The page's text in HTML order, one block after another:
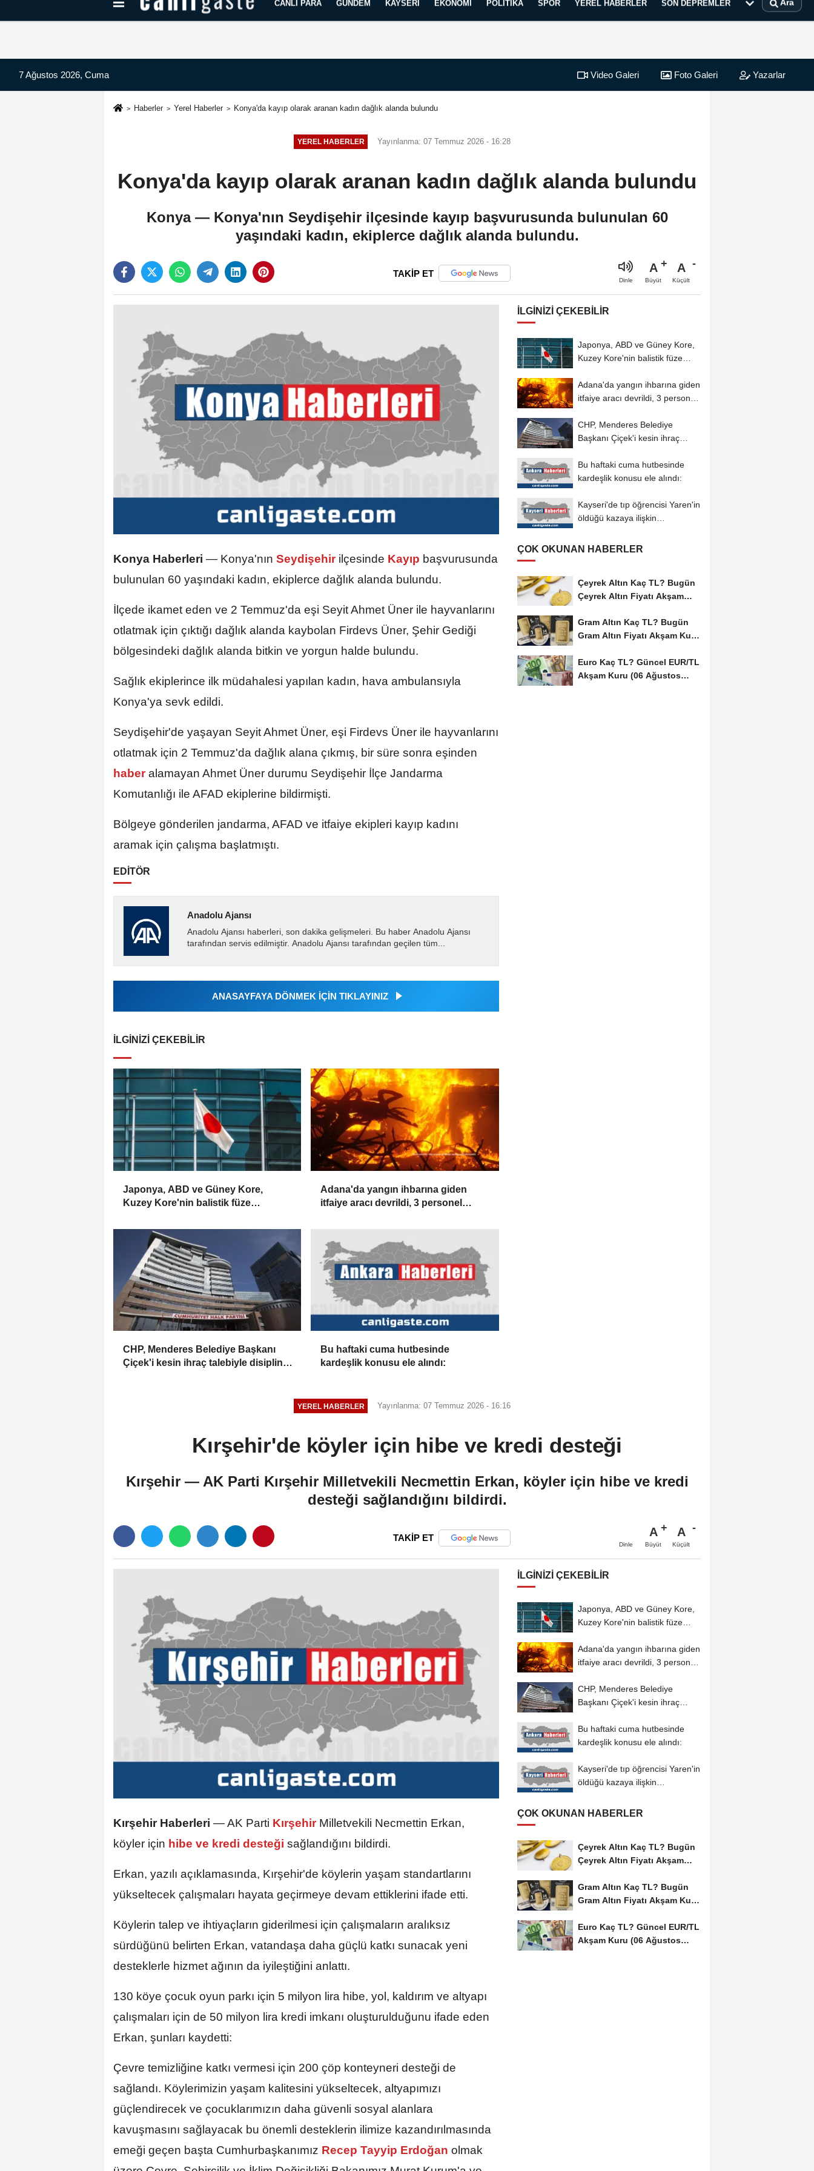
Kayseri Haberleri Can Radyo Dinle
CANLI PARA GÜNDEM KAYSERI EKONOMI POLITIKA SPOR YEREL HABERLER SON DEPREMLER Ara
7 Ağustos 2026, Cuma Video Galeri Foto Galeri Yazarlar
Haberler Yerel Haberler Konya'da kayıp olarak aranan kadın dağlık alanda bulundu
YEREL HABERLER Yayınlanma: 07 Temmuz 2026 - 16:28
Konya'da kayıp olarak aranan kadın dağlık alanda bulundu
Konya — Konya'nın Seydişehir ilçesinde kayıp başvurusunda bulunulan 60
yaşındaki kadın, ekiplerce dağlık alanda bulundu.
TAKİP ET
Dinle
A
Büyüt
A
Küçült
Konya Haberleri — Konya'nın Seydişehir ilçesinde Kayıp başvurusunda
bulunulan 60 yaşındaki kadın, ekiplerce dağlık alanda bulundu.
İlçede ikamet eden ve 2 Temmuz'da eşi Seyit Ahmet Üner ile hayvanlarını
otlatmak için çıktığı dağlık alanda kaybolan Firdevs Üner, Şehir Gediği
bölgesindeki dağlık alanda bitkin ve yorgun halde bulundu.
Sağlık ekiplerince ilk müdahalesi yapılan kadın, hava ambulansıyla
Konya'ya sevk edildi.
Seydişehir'de yaşayan Seyit Ahmet Üner, eşi Firdevs Üner ile hayvanlarını
otlatmak için 2 Temmuz'da dağlık alana çıkmış, bir süre sonra eşinden
haberalamayan Ahmet Üner durumu Seydişehir İlçe Jandarma
Komutanlığı ile AFAD ekiplerine bildirmişti.
Bölgeye gönderilen jandarma, AFAD ve itfaiye ekipleri kayıp kadını
aramak için çalışma başlatmıştı.
EDİTÖR
Anadolu Ajansı
Anadolu Ajansı haberleri, son dakika gelişmeleri. Bu haber Anadolu Ajansı
tarafından servis edilmiştir. Anadolu Ajansı tarafından geçilen tüm...
ANASAYFAYA DÖNMEK İÇİN TIKLAYINIZ
İLGINIZI ÇEKEBILIR
Japonya, ABD ve Güney Kore,
Kuzey Kore'nin balistik füze
Adana'da yangın ihbarına giden
itfaiye aracı devrildi, 3 personel
CHP, Menderes Belediye Başkanı
Çiçek'i kesin ihraç talebiyle disipline
Bu haftaki cuma hutbesinde
kardeşlik konusu ele alındı:
İLGINIZI ÇEKEBILIR
Japonya, ABD ve Güney Kore,
Kuzey Kore'nin balistik füze
Adana'da yangın ihbarına giden
itfaiye aracı devrildi, 3 personel
CHP, Menderes Belediye
Başkanı Çiçek'i kesin ihraç
Bu haftaki cuma hutbesinde
kardeşlik konusu ele alındı:
Kayseri'de tıp öğrencisi Yaren'in
öldüğü kazaya ilişkin
ÇOK OKUNAN HABERLER
Çeyrek Altın Kaç TL? Bugün
Çeyrek Altın Fiyatı Akşam
Gram Altın Kaç TL? Bugün
Gram Altın Fiyatı Akşam Kuru
Euro Kaç TL? Güncel EUR/TL
Akşam Kuru (06 Ağustos
YEREL HABERLER Yayınlanma: 07 Temmuz 2026 - 16:16
Kırşehir'de köyler için hibe ve kredi desteği
Kırşehir — AK Parti Kırşehir Milletvekili Necmettin Erkan, köyler için hibe ve kredi
desteği sağlandığını bildirdi.
TAKİP ET
Dinle
A
Büyüt
A
Küçült
Kırşehir Haberleri —AK Parti Kırşehir Milletvekili Necmettin Erkan,
köyler için hibe ve kredi desteği sağlandığını bildirdi.
Erkan, yazılı açıklamasında, Kırşehir'de köylerin yaşam standartlarını
yükseltecek çalışmaları hayata geçirmeye devam ettiklerini ifade etti.
Köylerin talep ve ihtiyaçların giderilmesi için çalışmaların aralıksız
sürdüğünü belirten Erkan, vatandaşa daha güçlü katkı sunacak yeni
desteklerle hizmet ağının da iyileştiğini anlattı.
130 köye çocuk oyun parkı için 5 milyon lira hibe, yol, kaldırım ve altyapı
çalışmaları için de 50 milyon lira kredi imkanı oluşturulduğunu ifade eden
Erkan, şunları kaydetti:
Çevre temizliğine katkı vermesi için 200 çöp konteyneri desteği de
sağlandı. Köylerimizin yaşam kalitesini yükseltecek, altyapımızı
güçlendirecek ve çocuklarımızın daha güvenli sosyal alanlara
kavuşmasını sağlayacak bu önemli desteklerin ilimize kazandırılmasında
emeği geçen başta Cumhurbaşkanımız Recep Tayyip Erdoğan olmak
İLGINIZI ÇEKEBILIR
Japonya, ABD ve Güney Kore,
Kuzey Kore'nin balistik füze
Adana'da yangın ihbarına giden
itfaiye aracı devrildi, 3 personel
CHP, Menderes Belediye
Başkanı Çiçek'i kesin ihraç
Bu haftaki cuma hutbesinde
kardeşlik konusu ele alındı:
Kayseri'de tıp öğrencisi Yaren'in
öldüğü kazaya ilişkin
ÇOK OKUNAN HABERLER
Çeyrek Altın Kaç TL? Bugün
Çeyrek Altın Fiyatı Akşam
Gram Altın Kaç TL? Bugün
Gram Altın Fiyatı Akşam Kuru
Euro Kaç TL? Güncel EUR/TL
Akşam Kuru (06 Ağustos